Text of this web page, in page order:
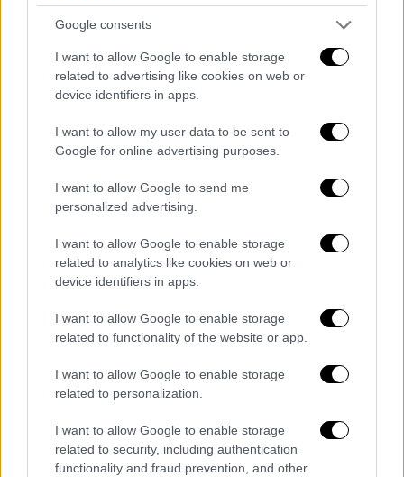
Google consents
I want to allow Google to enable storage
related to advertising like cookies on web or
device identifiers in apps.
I want to allow my user data to be sent to
Google for online advertising purposes.
I want to allow Google to send me
personalized advertising.
I want to allow Google to enable storage
related to analytics like cookies on web or
device identifiers in apps.
I want to allow Google to enable storage
related to functionality of the website or app.
I want to allow Google to enable storage
related to personalization.
I want to allow Google to enable storage
related to security, including authentication
functionality and fraud prevention, and other
Συζητήθηκαν ακόμη οι τελευταίες εξελίξεις
Κυπριακό, στο πλαίσιο των
επανέναρξη των διαπραγματεύσεων
εντός
του Συμβουλίου Ασφαλείας του ΟΗΕ, και
επιβεβαιώθηκε ο διαρκής συντονισμός
Αθήνας και Λευκωσίας.
Τα σχολιά σας δημοσιεύονται άμεσα με δική σας ευθύνη. Το
ΕΘΝΟΣ θα παρεμβαίνει και τα προσβλητικά σχόλια θα
διαγράφονται